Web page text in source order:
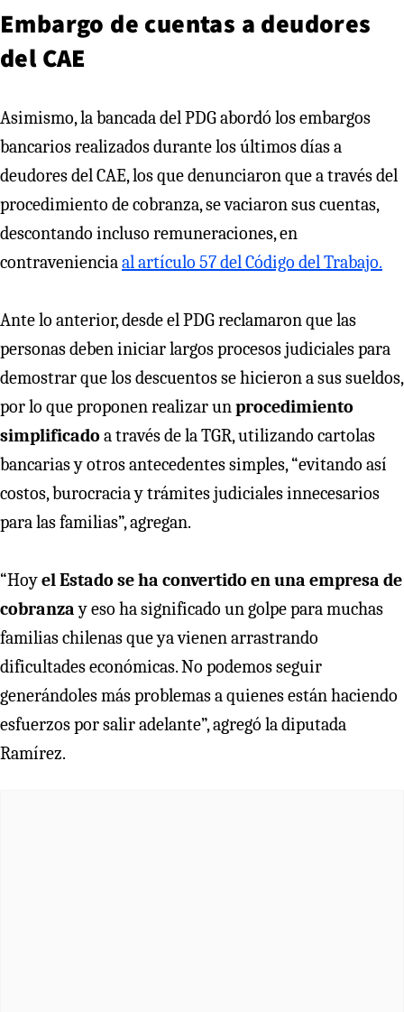
Embargo de cuentas a deudores
del CAE
Asimismo, la bancada del PDG abordó los embargos
bancarios realizados durante los últimos días a
deudores del CAE, los que denunciaron que a través del
procedimiento de cobranza, se vaciaron sus cuentas,
descontando incluso remuneraciones, en
contravenienciaal artículo 57 del Código del Trabajo.
Ante lo anterior, desde el PDG reclamaron que las
personas deben iniciar largos procesos judiciales para
demostrar que los descuentos se hicieron a sus sueldos,
por lo que proponen realizar unprocedimiento
simplificado a través de la TGR, utilizando cartolas
bancarias y otros antecedentes simples, “evitando así
costos, burocracia y trámites judiciales innecesarios
para las familias”, agregan.
“Hoyel Estado se ha convertido en una empresa de
cobranzay eso ha significado un golpe para muchas
familias chilenas que ya vienen arrastrando
dificultades económicas. No podemos seguir
generándoles más problemas a quienes están haciendo
esfuerzos por salir adelante”, agregó la diputada
Ramírez.